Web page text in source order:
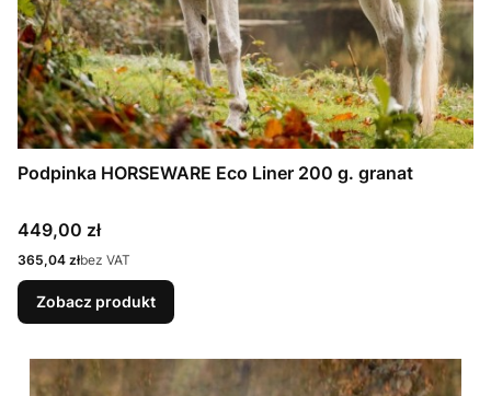
Podpinka HORSEWARE Eco Liner 200 g. granat
Cena
449,00 zł
Cena
365,04 złbez VAT
Zobacz produkt